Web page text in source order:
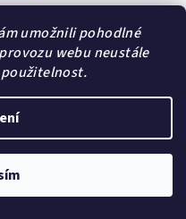
umožnili pohodlné
webu neustále